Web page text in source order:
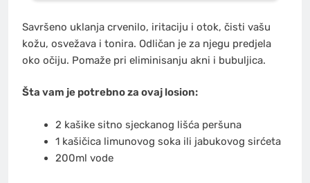
Savršeno uklanja crvenilo, iritaciju i otok, čisti vašu
kožu, osvežava i tonira. Odličan je za njegu predjela
oko očiju. Pomaže pri eliminisanju akni i bubuljica.
Šta vam je potrebno za ovaj losion:
2 kašike sitno sjeckanog lišća peršuna
1 kašičica limunovog soka ili jabukovog sirćeta
200ml vode